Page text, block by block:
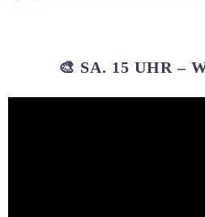
🎨 SA. 15 UHR –